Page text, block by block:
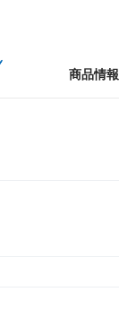
商品情報